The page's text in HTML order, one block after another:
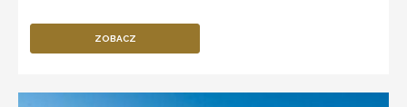
ZOBACZ